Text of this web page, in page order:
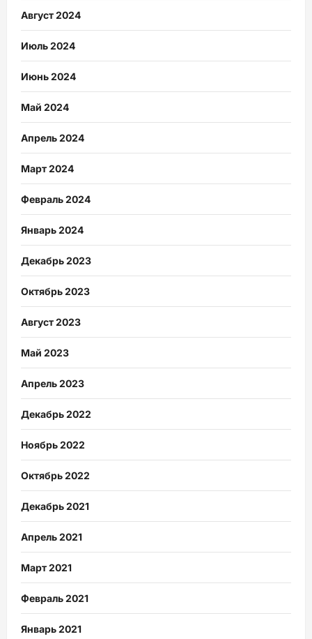
Август 2024
Июль 2024
Июнь 2024
Май 2024
Апрель 2024
Март 2024
Февраль 2024
Январь 2024
Декабрь 2023
Октябрь 2023
Август 2023
Май 2023
Апрель 2023
Декабрь 2022
Ноябрь 2022
Октябрь 2022
Декабрь 2021
Апрель 2021
Март 2021
Февраль 2021
Январь 2021